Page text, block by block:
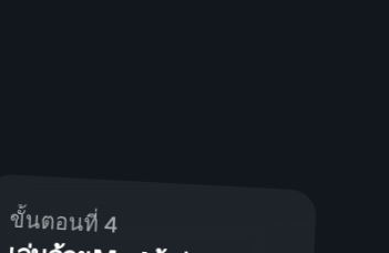
ขั้นตอนที่ 4